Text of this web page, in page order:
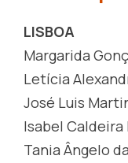
LISBOA
Margarida
Letícia
José Luis
Isabel
Tania Ângelo